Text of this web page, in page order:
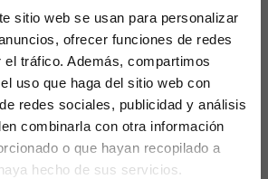
sitio web se usan para personalizar
ofrecer funciones de redes
tráfico. Además, compartimos
uso que haga del sitio web con
redes sociales, publicidad y análisis
combinarla con otra información
o que hayan recopilado a
hecho de sus servicios.
capacidad para generar peligro
equipo sólido como Osasuna.
mayor estabilidad esta
como Kike Barja y Aimar
ataque. Además, su defensa ha
confiable, permitiendo solo 42